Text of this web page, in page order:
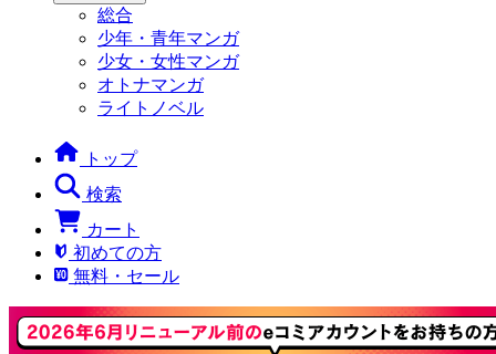
総合
少年・青年マンガ
少女・女性マンガ
オトナマンガ
ライトノベル
トップ
検索
カート
初めての方
無料・セール